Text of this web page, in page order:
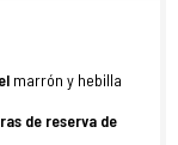
marrón y hebilla
de reserva de